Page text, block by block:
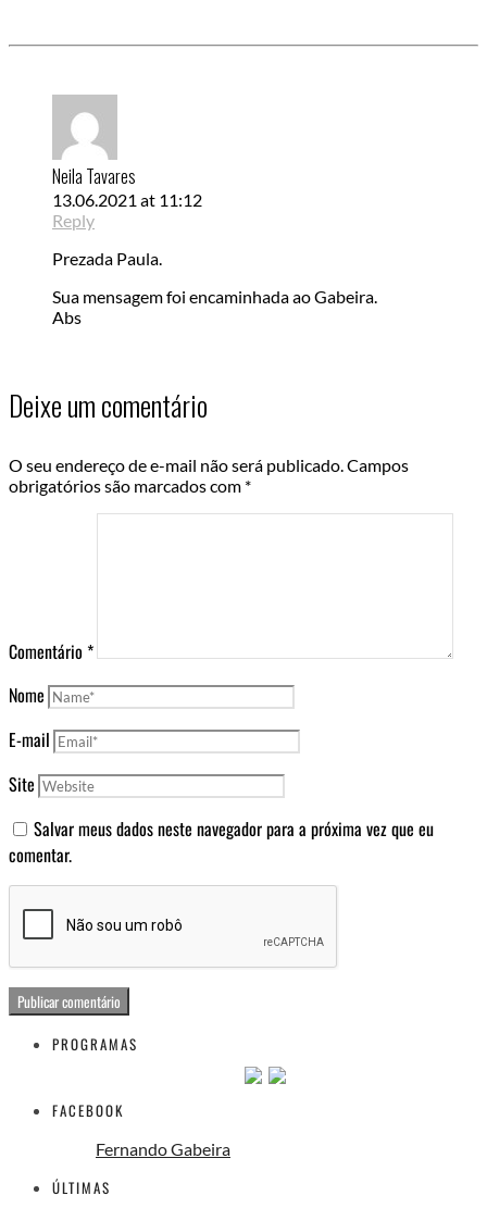
Neila Tavares
13.06.2021 at 11:12
Reply
Prezada Paula.
Sua mensagem foi encaminhada ao Gabeira.
Abs
Deixe um comentário
O seu endereço de e-mail não será publicado.Campos
obrigatórios são marcados com *
Comentário*
Nome
E-mail
Site
Salvar meus dados neste navegador para a próxima vez que eu
comentar.
PROGRAMAS
FACEBOOK
Fernando Gabeira
ÚLTIMAS